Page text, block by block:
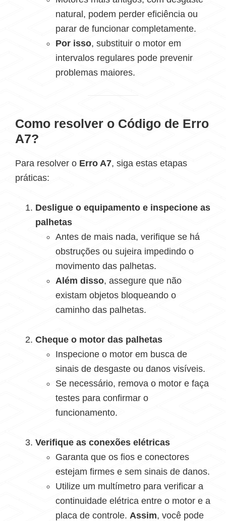
natural, podem perder eficiência ou
parar de funcionar completamente.
Por isso, substituir o motor em
intervalos regulares pode prevenir
problemas maiores.
Como resolver o Código de Erro
A7?
Para resolver o Erro A7, siga estas etapas
práticas:
Desligue o equipamento e inspecione as
palhetas
Antes de mais nada, verifique se há
obstruções ou sujeira impedindo o
movimento das palhetas.
Além disso, assegure que não
existam objetos bloqueando o
caminho das palhetas.
Cheque o motor das palhetas
Inspecione o motor em busca de
sinais de desgaste ou danos visíveis.
Se necessário, remova o motor e faça
testes para confirmar o
funcionamento.
Verifique as conexões elétricas
Garanta que os fios e conectores
estejam firmes e sem sinais de danos.
Utilize um multímetro para verificar a
continuidade elétrica entre o motor e a
placa de controle. Assim, você pode